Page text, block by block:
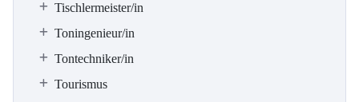
Tischlermeister/in
Toningenieur/in
Tontechniker/in
Tourismus